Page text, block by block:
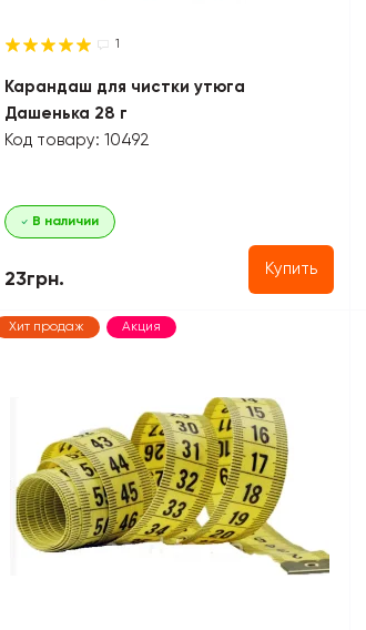
1
Карандаш для чистки утюга
Дашенька 28 г
Код товару: 10492
В наличии
23грн.
Купить
Хит продаж Акция